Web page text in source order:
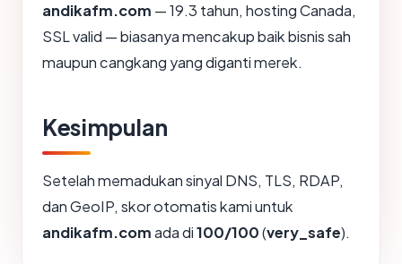
andikafm.com — 19.3 tahun, hosting Canada,
SSL valid — biasanya mencakup baik bisnis sah
maupun cangkang yang diganti merek.
Kesimpulan
Setelah memadukan sinyal DNS, TLS, RDAP,
dan GeoIP, skor otomatis kami untuk
andikafm.comada di100/100(very_safe).